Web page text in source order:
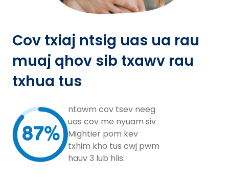
Cov txiaj ntsig uas ua rau
muaj qhov sib txawv rau
txhua tus
87%
ntawm cov tsev neeg
uas cov me nyuam siv
Mightier pom kev
txhim kho tus cwj pwm
hauv 3 lub hlis.